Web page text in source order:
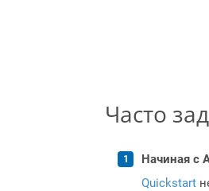
Часто
Начиная с
Quickstart